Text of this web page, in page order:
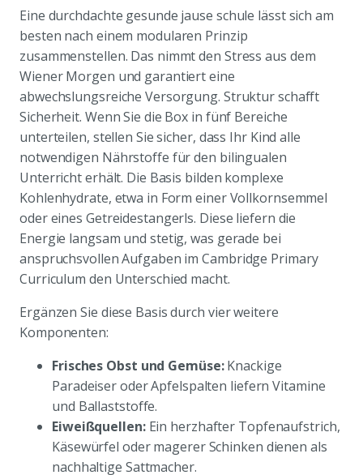
Eine durchdachte gesunde jause schule lässt sich am
besten nach einem modularen Prinzip
zusammenstellen. Das nimmt den Stress aus dem
Wiener Morgen und garantiert eine
abwechslungsreiche Versorgung. Struktur schafft
Sicherheit. Wenn Sie die Box in fünf Bereiche
unterteilen, stellen Sie sicher, dass Ihr Kind alle
notwendigen Nährstoffe für den bilingualen
Unterricht erhält. Die Basis bilden komplexe
Kohlenhydrate, etwa in Form einer Vollkornsemmel
oder eines Getreidestangerls. Diese liefern die
Energie langsam und stetig, was gerade bei
anspruchsvollen Aufgaben im Cambridge Primary
Curriculum den Unterschied macht.
Ergänzen Sie diese Basis durch vier weitere
Komponenten:
Frisches Obst und Gemüse:Knackige
Paradeiser oder Apfelspalten liefern Vitamine
und Ballaststoffe.
Eiweißquellen:Ein herzhafter Topfenaufstrich,
Käsewürfel oder magerer Schinken dienen als
nachhaltige Sattmacher.